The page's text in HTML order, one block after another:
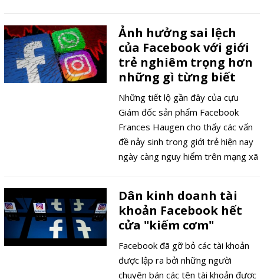
lớn từ giới chức cũng như người
dùng.
Ảnh hưởng sai lệch
của Facebook với giới
trẻ nghiêm trọng hơn
những gì từng biết
Những tiết lộ gần đây của cựu
Giám đốc sản phẩm Facebook
Frances Haugen cho thấy các vấn
đề nảy sinh trong giới trẻ hiện nay
ngày càng nguy hiểm trên mạng xã
Dân kinh doanh tài
khoản Facebook hết
cửa "kiếm cơm"
Facebook đã gỡ bỏ các tài khoản
được lập ra bởi những người
chuyên bán các tên tài khoản được